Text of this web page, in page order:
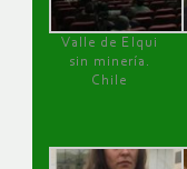
Valle de Elqui
sin minería.
Chile